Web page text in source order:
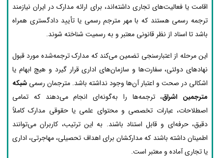
اقامت یا فعالیت‌های تجاری داشته‌اند، برای ارائه مدارک در ایران نیازمند
ترجمه رسمی هستند که با مهر مترجم رسمی یا تأیید دادگستری همراه
باشد تا اسناد از نظر قانونی معتبر و به رسمیت شناخته شوند.
این مرحله از اعتبارسنجی تضمین می‌کند که مدارک ترجمه‌شده مورد قبول
نهادهای دولتی، سفارت‌ها و سازمان‌های اداری قرار گیرد و هیچ ابهام یا
اشکالی در صحت و اعتبار آن‌ها وجود نداشته باشد. مترجمان رسمی شبکه
مترجمین اشراق، ترجمه‌ها را به‌گونه‌ای انجام می‌دهند که تمامی
اصطلاحات، عبارات تخصصی و محتوای علمی یا حقوقی مدارک کاملاً
دقیق، حرفه‌ای و قابل استناد باشند. به این ترتیب، کاربران می‌توانند
اطمینان داشته باشند که مدارکشان برای اهداف تحصیلی، مهاجرتی، اداری
یا تجاری آماده و معتبر است.